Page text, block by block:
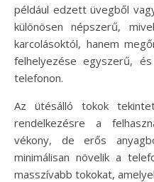
például edzett üvegből
különösen népszerű,
karcolásoktól, hanem
felhelyezése egyszerű,
telefonon.
Az ütésálló tokok
rendelkezésre a
vékony, de erős
minimálisan növelik a
masszívabb tokokat,